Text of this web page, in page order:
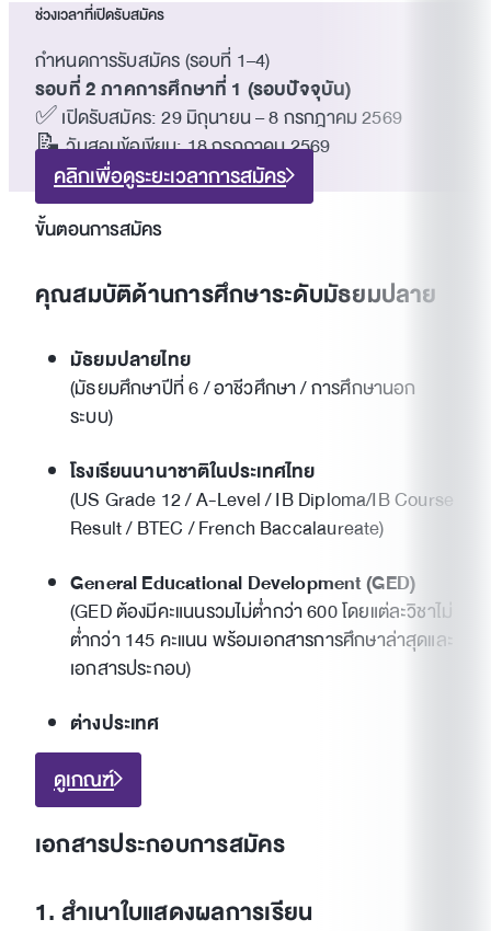
ช่วงเวลาที่เปิดรับสมัคร
กำหนดการรับสมัคร (รอบที่ 1–4)
รอบที่ 2 ภาคการศึกษาที่ 1 (รอบปัจจุบัน)
✅ เปิดรับสมัคร: 29 มิถุนายน – 8 กรกฎาคม 2569
📝 วันสอบข้อเขียน: 18 กรกฎาคม 2569
คลิกเพื่อดูระยะเวลาการสมัคร
ขั้นตอนการสมัคร
คุณสมบัติด้านการศึกษาระดับมัธยมปลาย
มัธยมปลายไทย
(มัธยมศึกษาปีที่ 6 / อาชีวศึกษา / การศึกษานอก
ระบบ)
โรงเรียนนานาชาติในประเทศไทย
(US Grade 12 / A-Level / IB Diploma/IB Course
Result / BTEC / French Baccalaureate)
General Educational Development (GED)
(GED ต้องมีคะแนนรวมไม่ต่ำกว่า 600 โดยแต่ละวิชาไม่
ต่ำกว่า 145 คะแนน พร้อมเอกสารการศึกษาล่าสุดและ
เอกสารประกอบ)
ต่างประเทศ
ดูเกณฑ์
เอกสารประกอบการสมัคร
1. สำเนาใบแสดงผลการเรียน